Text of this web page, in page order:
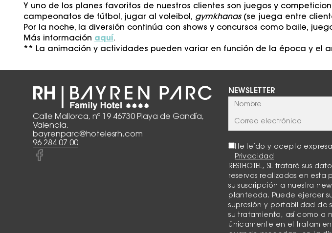
Y uno de los planes favoritos de nuestros clientes son juegos y
campeonatos de fútbol, jugar al voleibol, gymkhanas(se juega entre
Por la noche, la diversión continúa con shows y concursos como baile,
Más información aquí.
** La animación y actividades pueden variar en función de la época y el
Calle Mallorca, nº 19 46730 Playa de Gandía,
Valencia.
bayrenparc@hotelesrh.com
96 284 07 00
NEWSLETTER
He leído y acepto
Privacidad
RESTHOTEL, SL tratará sus
reservas realizadas en
su suscripción a nuestra
planteada. Puede ejercer
supresión y portabilidad de
su tratamiento, así como a
únicamente en el